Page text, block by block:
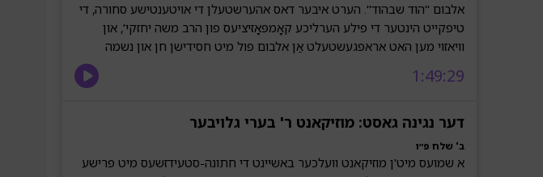
אלבום "הוד שבהוד". הערט איבער דאס אהערשטעלן די אויטענטישע סחורה, די
טיפקייט הינטער די פילע הערליכע קאָמפּאָזיציעס פון הרב משה יחזקי', און
וויאזוי מען האט אראפגעשטעלט אַן אלבום פול מיט חסידישן חן און נשמה
1:49:29
דער נגינה גאסט: מוזיקאנט ר' בערי גלויבער
ב' שלח פ״ו
א שמועס מיט'ן מוזיקאנט וועלכער באשיינט די חתונה-סטעידזשעס מיט פרישע